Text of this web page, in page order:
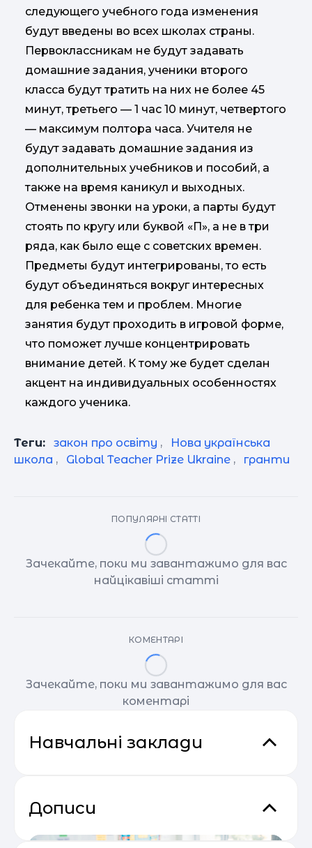
следующего учебного года изменения
будут введены во всех школах страны.
Первоклассникам не будут задавать
домашние задания, ученики второго
класса будут тратить на них не более 45
минут, третьего — 1 час 10 минут, четвертого
— максимум полтора часа. Учителя не
будут задавать домашние задания из
дополнительных учебников и пособий, а
также на время каникул и выходных.
Отменены звонки на уроки, а парты будут
стоять по кругу или буквой «П», а не в три
ряда, как было еще с советских времен.
Предметы будут интегрированы, то есть
будут объединяться вокруг интересных
для ребенка тем и проблем. Многие
занятия будут проходить в игровой форме,
что поможет лучше концентрировать
внимание детей. К тому же будет сделан
акцент на индивидуальных особенностях
каждого ученика.
Теги: закон про освіту ,
Нова українська
школа , Global Teacher Prize Ukraine , гранти
ПОПУЛЯРНІ СТАТТІ
Зачекайте, поки ми завантажимо для вас
найцікавіші статті
КОМЕНТАРІ
Зачекайте, поки ми завантажимо для вас
коментарі
Навчальні заклади
Дописи